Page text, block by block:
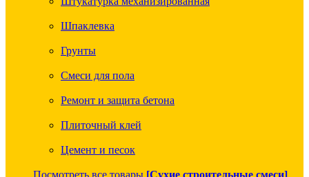
Шпаклевка
Грунты
Смеси для пола
Ремонт и защита бетона
Плиточный клей
Цемент и песок